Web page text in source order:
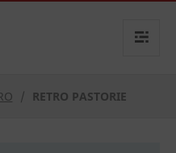
RETRO PASTORIE